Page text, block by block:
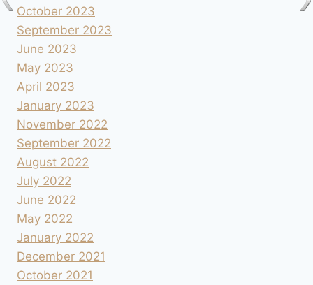
October 2023
September 2023
June 2023
May 2023
April 2023
January 2023
November 2022
September 2022
August 2022
July 2022
June 2022
May 2022
January 2022
December 2021
October 2021